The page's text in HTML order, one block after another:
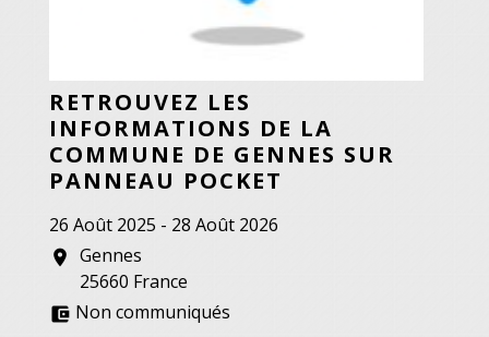
RETROUVEZ LES
INFORMATIONS DE LA
COMMUNE DE GENNES SUR
PANNEAU POCKET
26 Août 2025 - 28 Août 2026
location_on Gennes
25660 France
account_balance_wallet Non communiqués